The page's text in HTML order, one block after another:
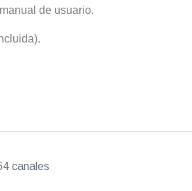
de usuario.
canales